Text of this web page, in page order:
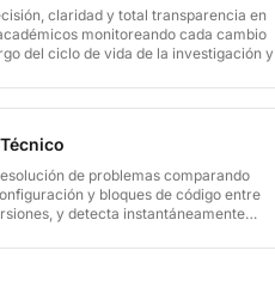
claridad y total transparencia en
monitoreando cada cambio
del ciclo de vida de la investigación y
y propuestas de investigación.
de problemas comparando
y bloques de código entre
y detecta instantáneamente
los entornos de desarrollo y